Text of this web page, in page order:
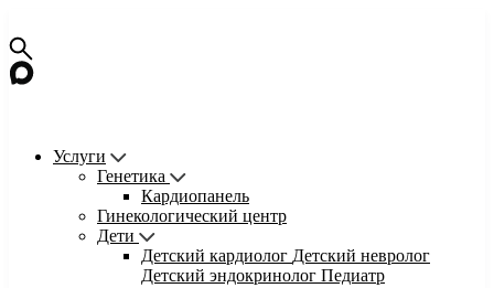
Услуги
Генетика
Кардиопанель
Гинекологический центр
Дети
Детский кардиолог Детский невролог
Детский эндокринолог Педиатр